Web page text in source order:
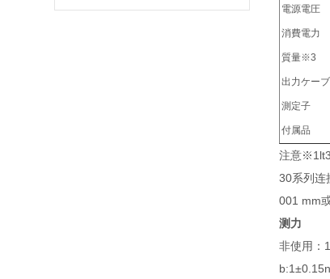
電源電圧
消費電力
質量※3
出力ケー
測定子
付属品
注意
30系列连
001 mm
测力
非使用：
b:1±0.15n